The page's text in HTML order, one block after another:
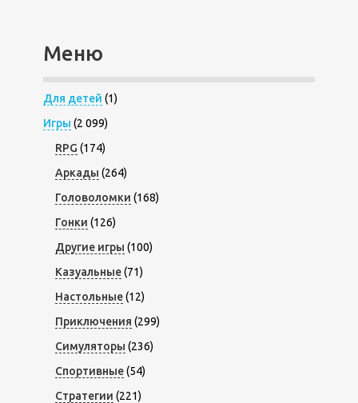
Меню
Для детей (1)
Игры (2 099)
RPG (174)
Аркады (264)
Головоломки (168)
Гонки (126)
Другие игры (100)
Казуальные(71)
Настольные(12)
Приключения (299)
Симуляторы (236)
Спортивные(54)
Стратегии (221)